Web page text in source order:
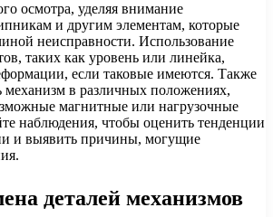
осмотра, уделяя внимание
и другим элементам, которые
неисправности. Использование
таких как уровень или линейка,
если таковые имеются. Также
механизм в различных положениях,
магнитные или нагрузочные
наблюдения, чтобы оценить тенденции
и выявить причины, могущие
деталей механизмов